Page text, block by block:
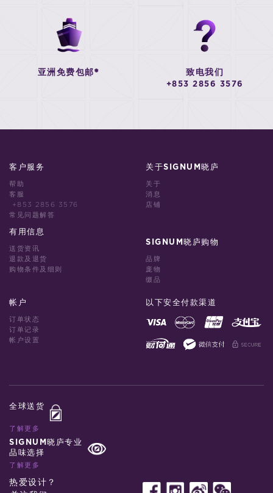
亚洲免费包邮* 致电我们
+853 2856 3576
客户服务
帮助
客服
+853 2856 3576
常见问题解答
有用信息
送货资讯
退款及退货
购物条件及细则
关于SIGNUM晓庐
关于
消息
店铺
SIGNUM晓庐购物
品牌
庞物
缀品
帐户
订单状态
订单记录
帐户设置
以下安全付款渠道
全球送货
了解更多
SIGNUM晓庐专业
品味选择
了解更多
热爱设计？